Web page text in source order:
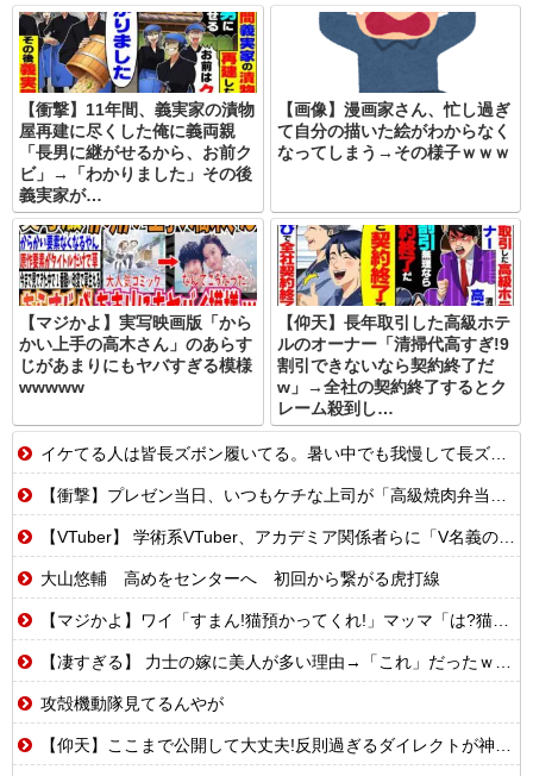
【衝撃】11年間、義実家の漬物
屋再建に尽くした俺に義両親
「長男に継がせるから、お前ク
ビ」→「わかりました」その後
義実家が…
【画像】漫画家さん、忙し過ぎ
て自分の描いた絵がわからなく
なってしまう→その様子ｗｗｗ
【マジかよ】実写映画版「から
かい上手の高木さん」のあらす
じがあまりにもヤバすぎる模様
wwwww
【仰天】長年取引した高級ホテ
ルのオーナー「清掃代高すぎ!9
割引できないなら契約終了だ
w」→全社の契約終了するとク
レーム殺到し…
イケてる人は皆長ズボン履いてる。暑い中でも我慢して長ズボン履いてる。半ズボンはモテ無い。厳しいって
【衝撃】プレゼン当日、いつもケチな上司が「高級焼肉弁当奢ってやる」→怪しいので上司と俺の弁当を入れ替えた結果
【VTuber】 学術系VTuber、アカデミア関係者らに「V名義の活動を本人の業績として証明できる形にしておいた方がいい」← どうやって証明しておけばいいんだろうな
大山悠輔 高めをセンターへ 初回から繋がる虎打線
【マジかよ】ワイ「すまん!猫預かってくれ!」マッマ「は?猫嫌いなんだけど…」
【凄すぎる】 力士の嫁に美人が多い理由→「これ」だったｗｗｗｗｗｗｗ
攻殻機動隊見てるんやが
【仰天】ここまで公開して大丈夫!反則過ぎるダイレクトが神すぎ!